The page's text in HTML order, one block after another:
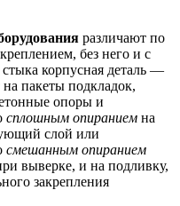
различают по
без него и с
корпусная деталь —
на пакеты подкладок,
опоры и
сплошным опиранием на
слой или
смешанным опиранием
выверке, и на подливку,
закрепления